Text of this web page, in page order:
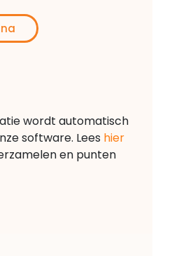
wordt automatisch
software. Lees hier
en punten